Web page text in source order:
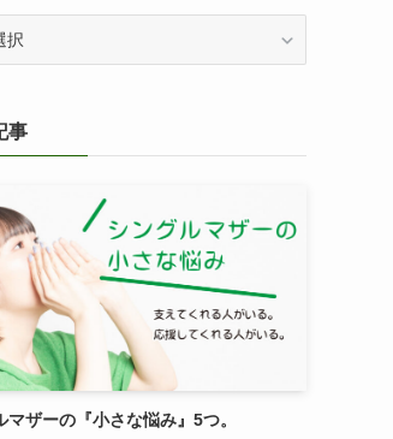
事
マザーの『小さな悩み』5つ。